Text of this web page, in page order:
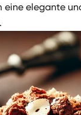
elegante